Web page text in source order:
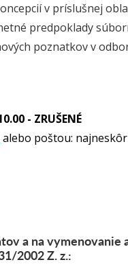
v príslušnej
predpoklady
poznatkov v
- ZRUŠENÉ
alebo poštou: najneskôr
a na vymenovanie
2002 Z. z.: